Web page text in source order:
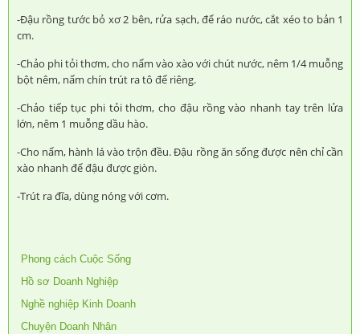
-Đậu rồng tước bỏ xơ 2 bên, rửa sạch, để ráo nước, cắt xéo to bản 1
cm.
-Chảo phi tỏi thơm, cho nấm vào xào với chút nước, nêm 1/4 muỗng
bột nêm, nấm chín trút ra tô để riêng.
-Chảo tiếp tục phi tỏi thơm, cho đậu rồng vào nhanh tay trên lửa
lớn, nêm 1 muỗng dầu hào.
-Cho nấm, hành lá vào trộn đều. Đậu rồng ăn sống được nên chỉ cần
xào nhanh để đậu được giòn.
-Trút ra đĩa, dùng nóng với cơm.
Phong cách Cuộc Sống
Hồ sơ Doanh Nghiệp
Nghề nghiệp Kinh Doanh
Chuyện Doanh Nhân